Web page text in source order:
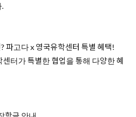
파고다 x 영국유학센터 특별 혜택!
터가 특별한 협업을 통해 다양한 혜